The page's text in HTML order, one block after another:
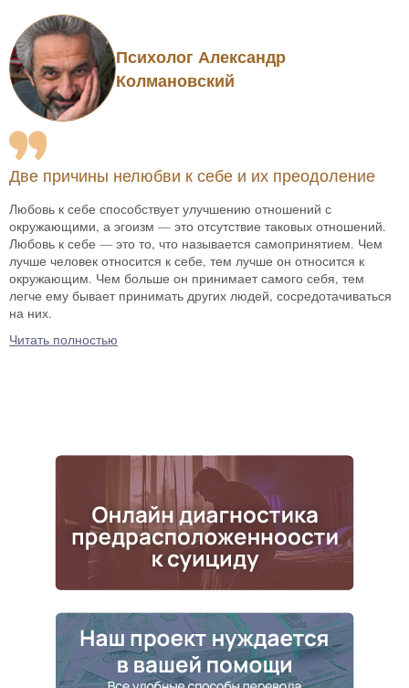
Психолог Александр
Колмановский
Две причины нелюбви к себе и их преодоление
Любовь к себе способствует улучшению отношений с
окружающими, а эгоизм — это отсутствие таковых отношений.
Любовь к себе — это то, что называется самопринятием. Чем
лучше человек относится к себе, тем лучше он относится к
окружающим. Чем больше он принимает самого себя, тем
легче ему бывает принимать других людей, сосредотачиваться
на них.
Читать полностью